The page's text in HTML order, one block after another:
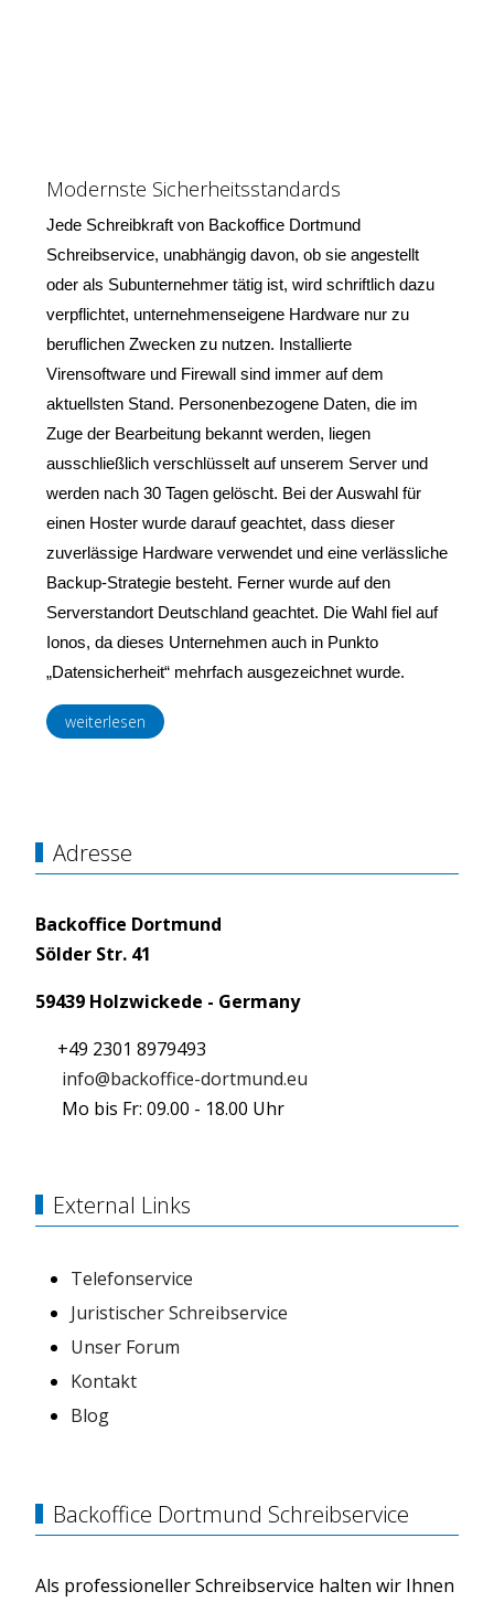
Modernste Sicherheitsstandards
Jede Schreibkraft von Backoffice Dortmund
Schreibservice, unabhängig davon, ob sie angestellt
oder als Subunternehmer tätig ist, wird schriftlich dazu
verpflichtet, unternehmenseigene Hardware nur zu
beruflichen Zwecken zu nutzen. Installierte
Virensoftware und Firewall sind immer auf dem
aktuellsten Stand. Personenbezogene Daten, die im
Zuge der Bearbeitung bekannt werden, liegen
ausschließlich verschlüsselt auf unserem Server und
werden nach 30 Tagen gelöscht. Bei der Auswahl für
einen Hoster wurde darauf geachtet, dass dieser
zuverlässige Hardware verwendet und eine verlässliche
Backup-Strategie besteht. Ferner wurde auf den
Serverstandort Deutschland geachtet. Die Wahl fiel auf
Ionos, da dieses Unternehmen auch in Punkto
„Datensicherheit“ mehrfach ausgezeichnet wurde.
weiterlesen
Adresse
Backoffice Dortmund
Sölder Str. 41
59439 Holzwickede - Germany
+49 2301 8979493
info@backoffice-dortmund.eu
Mo bis Fr: 09.00 - 18.00 Uhr
External Links
Telefonservice
Juristischer Schreibservice
Unser Forum
Kontakt
Blog
Backoffice Dortmund Schreibservice
Als professioneller Schreibservice halten wir Ihnen